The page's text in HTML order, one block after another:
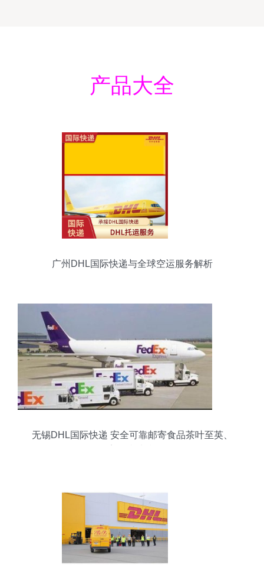
产品大全
广州DHL国际快递与全球空运服务解析
无锡DHL国际快递 安全可靠邮寄食品茶叶至英、